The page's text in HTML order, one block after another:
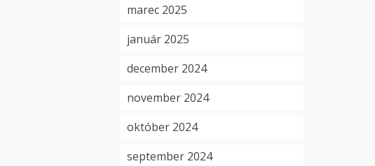
marec 2025
január 2025
december 2024
november 2024
október 2024
september 2024